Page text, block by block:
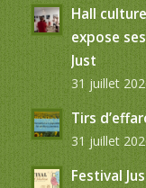
Hall
expose
Just
31 juillet
Tirs
31 juillet
Festival